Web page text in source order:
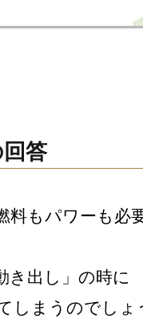
答
料もパワーも必
き出し」の時に
しまうのでしょ